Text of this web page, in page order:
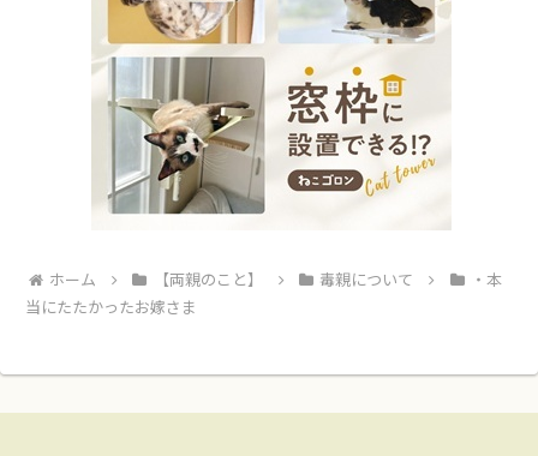
ホーム 【両親のこと】 毒親について
・本
当にたたかったお嫁さま